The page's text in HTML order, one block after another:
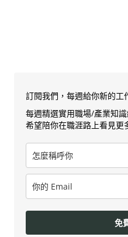
訂閱我們，每週給你新的工
每週精選實用職場/產業知
希望陪你在職涯路上看見更
免